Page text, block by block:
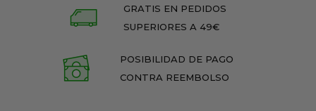
GRATIS EN PEDIDOS
SUPERIORES A 49€
POSIBILIDAD DE PAGO
CONTRA REEMBOLSO